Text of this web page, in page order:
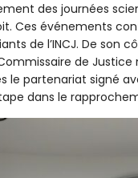
des journées
Ces événements
de l’INCJ. De
de
le partenariat signé
dans le